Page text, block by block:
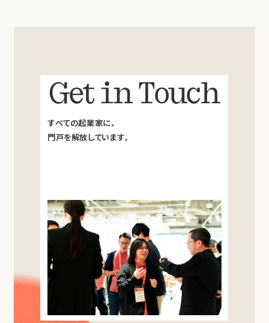
Get in Touch
すべての起業家に、
門戸を解放しています。